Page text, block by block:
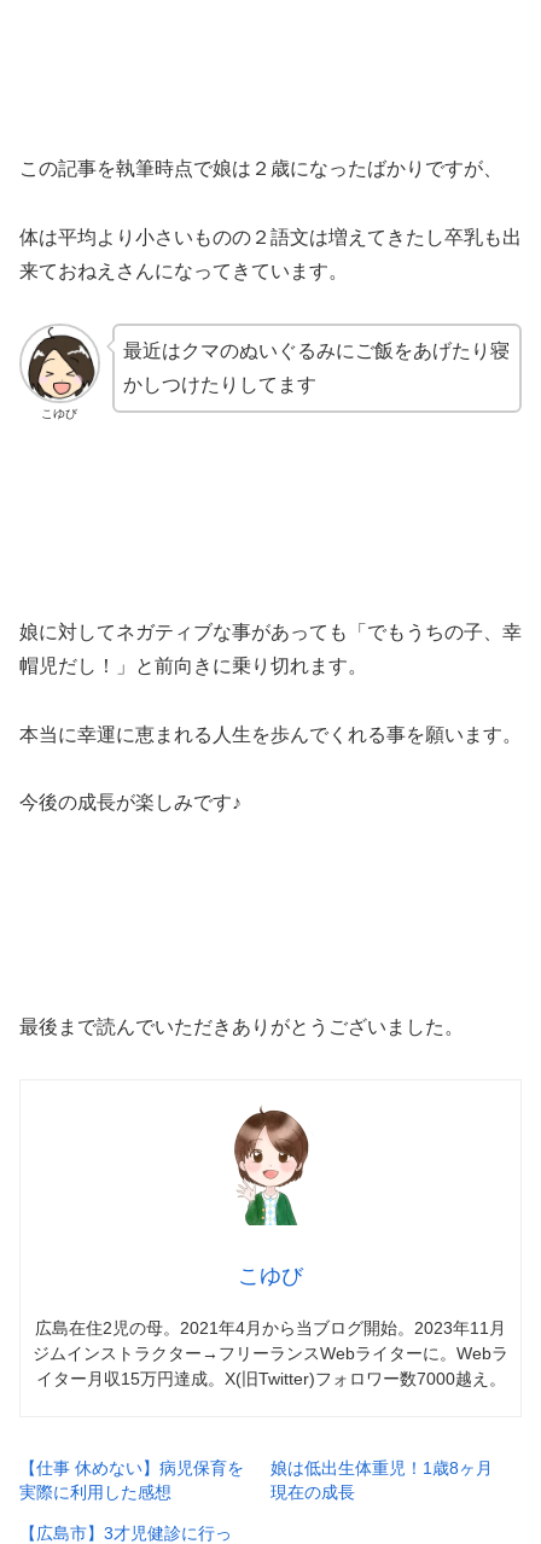
この記事を執筆時点で娘は２歳になったばかりですが、
体は平均より小さいものの２語文は増えてきたし卒乳も出
来ておねえさんになってきています。
こゆび
最近はクマのぬいぐるみにご飯をあげたり寝
かしつけたりしてます
娘に対してネガティブな事があっても「でもうちの子、幸
帽児だし！」と前向きに乗り切れます。
本当に幸運に恵まれる人生を歩んでくれる事を願います。
今後の成長が楽しみです♪
最後まで読んでいただきありがとうございました。
こゆび
広島在住2児の母。2021年4月から当ブログ開始。2023年11月
ジムインストラクター→フリーランスWebライターに。Webラ
イター月収15万円達成。X(旧Twitter)フォロワー数7000越え。
【仕事 休めない】病児保育を
実際に利用した感想
娘は低出生体重児！1歳8ヶ月
現在の成長
【広島市】3才児健診に行っ